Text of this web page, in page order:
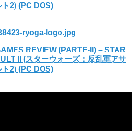
ト2) (PC DOS)
ryoga-logo.jpg
REVIEW (PARTE-II) – STAR
II (スターウォーズ：反乱軍アサ
ト2) (PC DOS)